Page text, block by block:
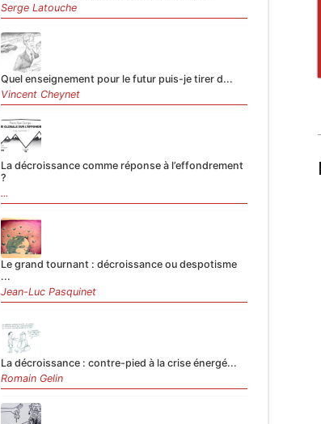
Serge Latouche
Quel enseignement pour le futur puis-je tirer d...
Vincent Cheynet
La décroissance comme réponse à l’effondrement
?
...
Le grand tournant : décroissance ou despotisme
...
Jean-Luc Pasquinet
La décroissance : contre-pied à la crise énergé...
Romain Gelin